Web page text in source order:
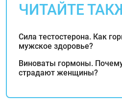
ЧИТАЙТЕ
Сила тестостерона. Как
мужское здоровье?
Виноваты гормоны.
страдают женщины?